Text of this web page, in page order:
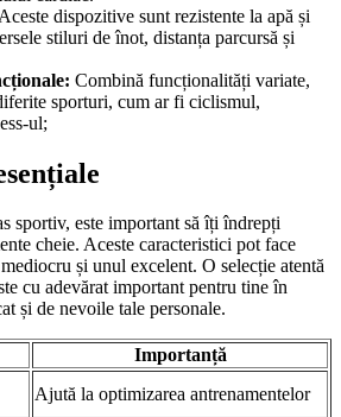
Aceste dispozitive sunt rezistente la apă și
stiluri de înot, distanța parcursă și
Combină funcționalități variate,
sporturi, cum ar fi ciclismul,
ul;
sportiv, este important să îți îndrepți
cheie. Aceste caracteristici pot face
și unul excelent. O selecție atentă
cu adevărat important pentru tine în
și de nevoile tale personale.
Importanță
Ajută la optimizarea antrenamentelor